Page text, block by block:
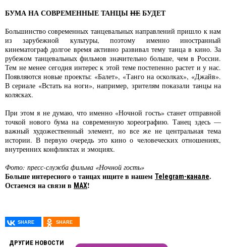
БУМА НА СОВРЕМЕННЫЕ ТАНЦЫНЕБУДЕТ
Большинство современных танцевальных направлений пришло к нам
из зарубежной культуры, поэтому именно иностранный
кинематограф долгое время активно развивал тему танца в кино. За
рубежом танцевальных фильмов значительно больше, чем в России.
Тем не менее сегодня интерес к этой теме постепенно растет и у нас.
Появляются новые проекты: «Балет», «Танго на осколках», «Джайв».
В сериале «Встать на ноги», например, зрителям показали танцы на
колясках.
При этом я не думаю, что именно «Ночной гость» станет отправной
точкой нового бума на современную хореографию. Танец здесь —
важный художественный элемент, но все же не центральная тема
истории. В первую очередь это кино о человеческих отношениях,
внутренних конфликтах и эмоциях.
Фото: пресс-служба фильма «Ночной гость»
Больше интересного о танцах ищите в нашем Telegram-канале.
Остаемся на связи в MAX!
ДРУГИЕ НОВОСТИ